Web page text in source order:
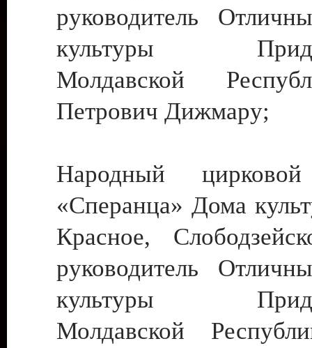
руководитель
культуры
Молдавской
Петрович Дижмару;
Народный цирковой
«Сперанца» Дома
Красное,
руководитель
культуры
Молдавской